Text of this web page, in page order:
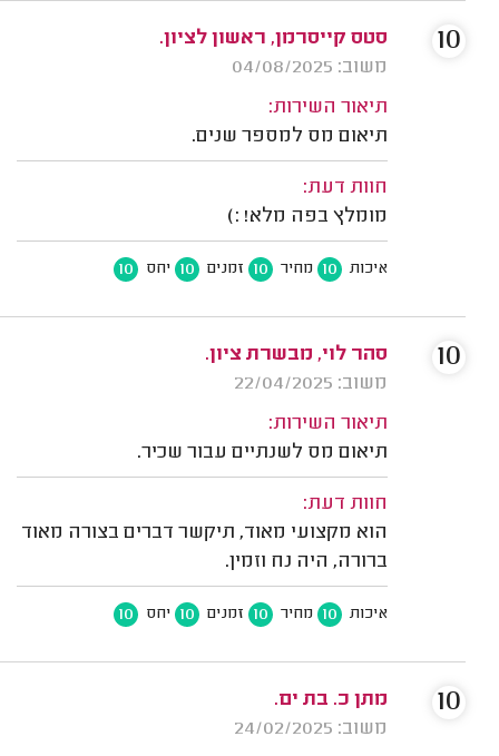
סטס קייסרמן, ראשון לציון.
משוב: 04/08/2025
תיאור השירות:
תיאום מס למספר שנים.
חוות דעת:
מומלץ בפה מלא! :)
איכות 10 מחיר 10 זמנים 10 יחס 10
10
סהר לוי, מבשרת ציון.
משוב: 22/04/2025
תיאור השירות:
תיאום מס לשנתיים עבור שכיר.
חוות דעת:
הוא מקצועי מאוד, תיקשר דברים בצורה מאוד
ברורה, היה נח וזמין.
איכות 10 מחיר 10 זמנים 10 יחס 10
10
מתן כ. בת ים.
משוב: 24/02/2025
10